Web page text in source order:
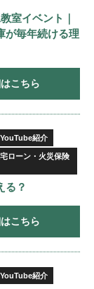
室イベント｜
が毎年続ける理
こちら
紹介
ローン・火災保険
る？
こちら
紹介